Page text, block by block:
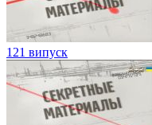
121 випуск